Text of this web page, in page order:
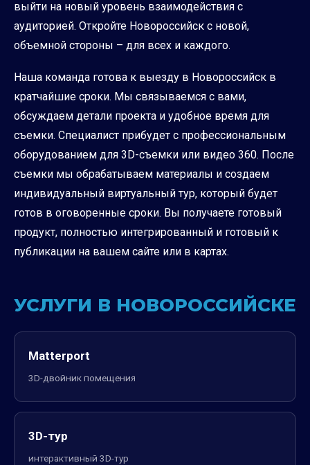
выйти на новый уровень взаимодействия с
аудиторией. Откройте Новороссийск с новой,
объемной стороны – для всех и каждого.
Наша команда готова к выезду в Новороссийск в
кратчайшие сроки. Мы связываемся с вами,
обсуждаем детали проекта и удобное время для
съемки. Специалист прибудет с профессиональным
оборудованием для 3D-съемки или видео 360. После
съемки мы обрабатываем материалы и создаем
индивидуальный виртуальный тур, который будет
готов в оговоренные сроки. Вы получаете готовый
продукт, полностью интегрированный и готовый к
публикации на вашем сайте или в картах.
УСЛУГИ В НОВОРОССИЙСКЕ
Matterport
3D-двойник помещения
3D-тур
интерактивный 3D-тур